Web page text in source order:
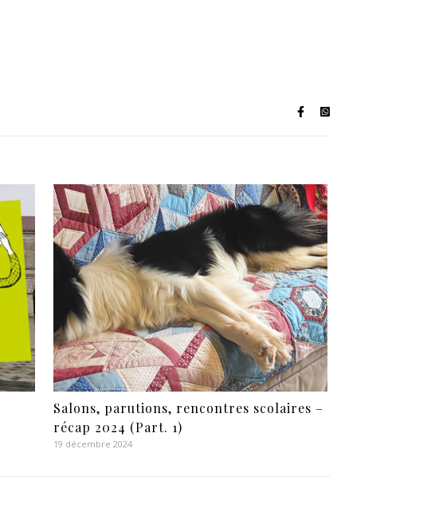
Salons, parutions, rencontres scolaires –
récap 2024 (Part. 1)
19 décembre 2024